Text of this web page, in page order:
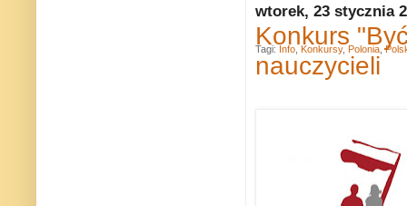
wtorek, 23 stycznia
Konkurs
nauczycieli
Tagi: Info Konkursy, Polonia ,